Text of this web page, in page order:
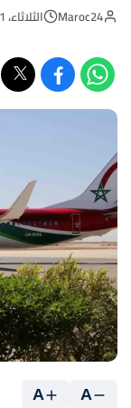
Maroc24 الثلاثاء، 21 يناير 2025 - 16:41
A
A